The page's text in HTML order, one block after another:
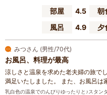
部屋
4.5 朝
風呂
4.9 夕
みつさん (男性/70代)
お風呂、料理が最高
涼しさと温泉を求めた老夫婦の旅で
満足いたしました。 また、お風呂は
乳白色の温泉でのんびりゆったりと♪スタ